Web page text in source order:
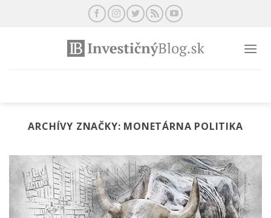
ARCHÍVY ZNAČKY: MONETÁRNA POLITIKA